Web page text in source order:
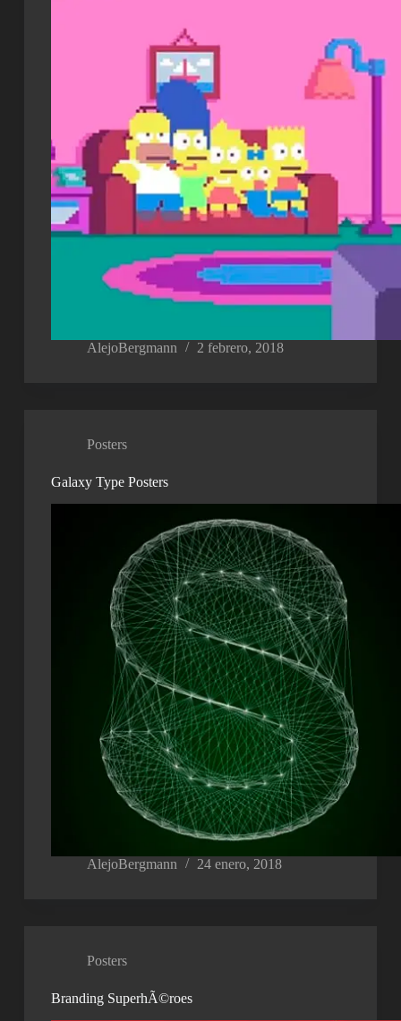
AlejoBergmann 2 febrero, 2018
Posters
Galaxy Type Posters
AlejoBergmann 24 enero, 2018
Posters
Branding SuperhÃ©roes